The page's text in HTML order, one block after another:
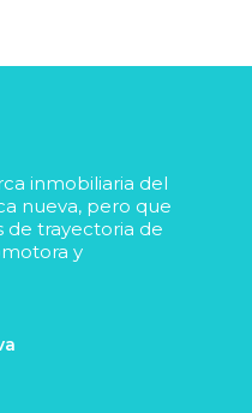
inmobiliaria del
nueva, pero que
de trayectoria de
y